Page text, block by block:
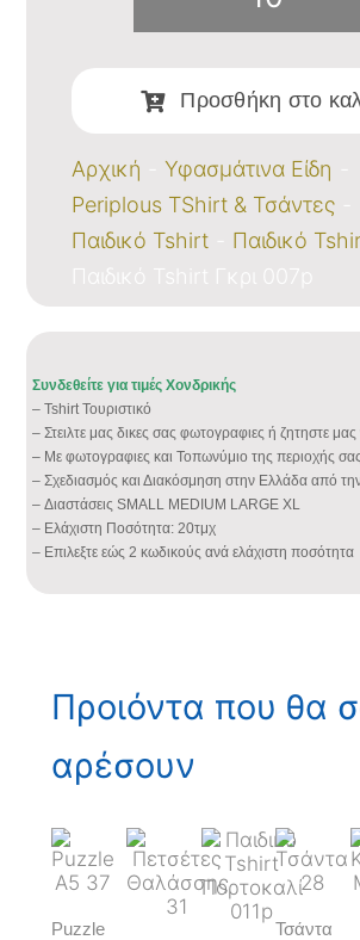
Παιδικό
Γκρι
007p
Προσθήκη στο
Αρχική
Υφασμάτινα Είδη
Periplous TShirt & Τσάντες
Παιδικό Tshirt
Παιδικό
Συνδεθείτε για τιμές Χονδρικής
– Tshirt Τουριστικό
– Στειλτε μας δικες σας φωτογραφιες ή ζητηστε
– Με φωτογραφιες και Τοπωνύμιο της περιοχής σας
– Σχεδιασμός και Διακόσμηση στην Ελλάδα από
– Διαστάσεις SMALL MEDIUM LARGE XL
– Ελάχιστη Ποσότητα: 20τμχ
– Επιλεξτε εώς 2 κωδικούς ανά ελάχιστη ποσότητα
Προιόντα που θα
αρέσουν
Puzzle
Τσάντα